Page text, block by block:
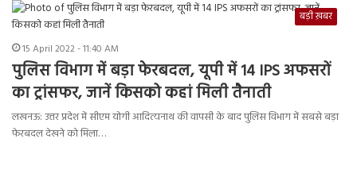
बड़ी ख़बर
15 April 2022 - 11:40 AM
पुलिस विभाग में बड़ा फेरबदल, यूपी में 14 IPS अफसरों
का ट्रांसफर, जानें किसको कहां मिली तैनाती
लखनऊ: उत्तर प्रदेश में सीएम योगी आदित्यनाथ की वापसी के बाद पुलिस विभाग में सबसे बड़ा
फेरबदल देखने को मिला…